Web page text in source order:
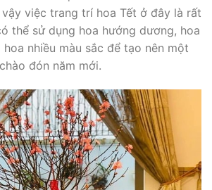
việc trang trí hoa Tết ở đây là rất
thể sử dụng hoa hướng dương, hoa
nhiều màu sắc để tạo nên một
đón năm mới.